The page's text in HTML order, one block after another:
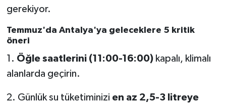
gerekiyor.
Temmuz'da Antalya'ya geleceklere 5 kritik
öneri
1. Öğle saatlerini (11:00-16:00)kapalı, klimalı
alanlarda geçirin.
2. Günlük su tüketiminizi en az 2,5-3 litreye